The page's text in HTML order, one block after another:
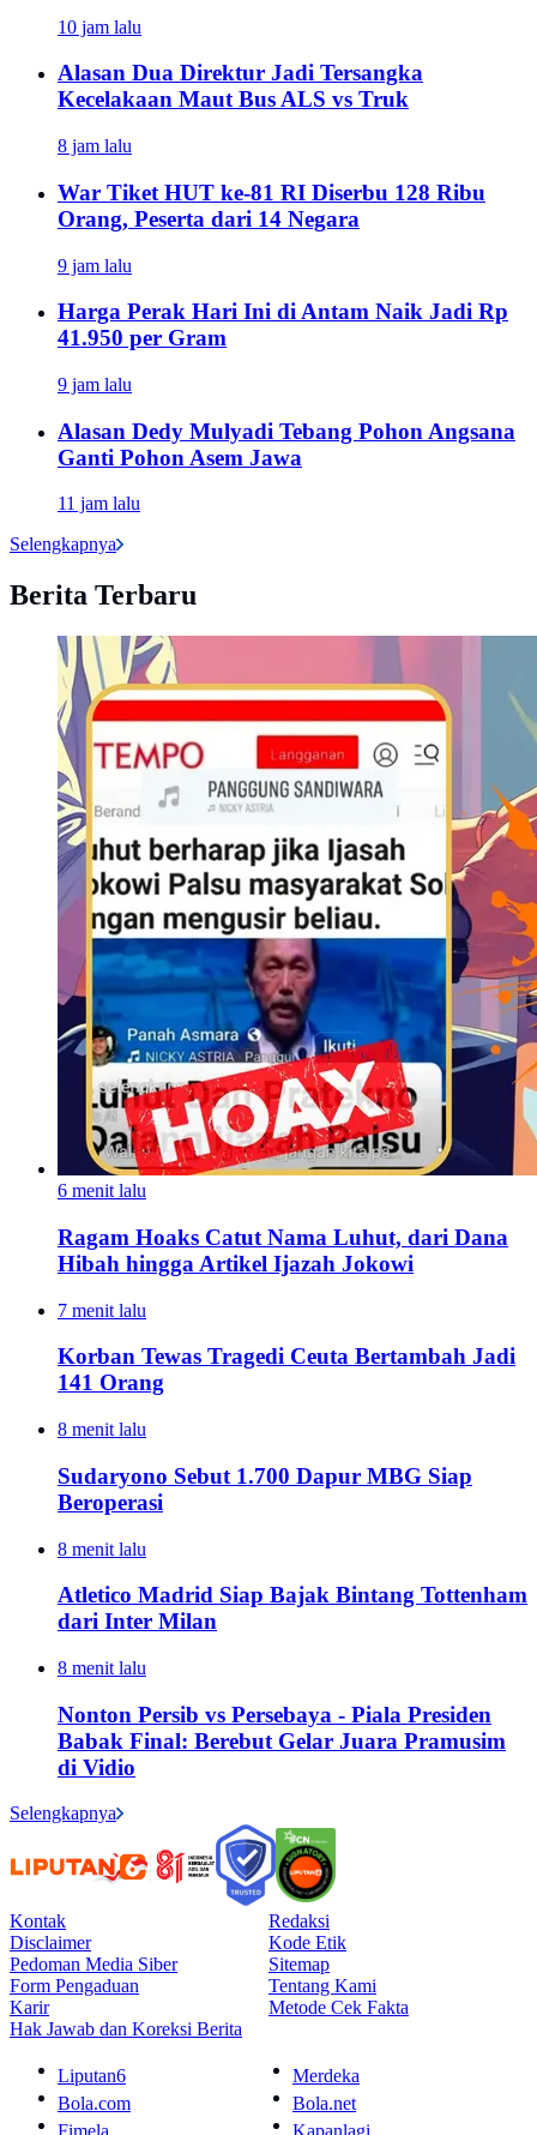
10 jam lalu
Alasan Dua Direktur Jadi Tersangka
Kecelakaan Maut Bus ALS vs Truk
8 jam lalu
War Tiket HUT ke-81 RI Diserbu 128 Ribu
Orang, Peserta dari 14 Negara
9 jam lalu
Harga Perak Hari Ini di Antam Naik Jadi Rp
41.950 per Gram
9 jam lalu
Alasan Dedy Mulyadi Tebang Pohon Angsana
Ganti Pohon Asem Jawa
11 jam lalu
Selengkapnya
Berita Terbaru
6 menit lalu
Ragam Hoaks Catut Nama Luhut, dari Dana
Hibah hingga Artikel Ijazah Jokowi
7 menit lalu
Korban Tewas Tragedi Ceuta Bertambah Jadi
141 Orang
8 menit lalu
Sudaryono Sebut 1.700 Dapur MBG Siap
Beroperasi
8 menit lalu
Atletico Madrid Siap Bajak Bintang Tottenham
dari Inter Milan
8 menit lalu
Nonton Persib vs Persebaya - Piala Presiden
Babak Final: Berebut Gelar Juara Pramusim
di Vidio
Selengkapnya
Kontak
Redaksi
Disclaimer
Kode Etik
Pedoman Media Siber
Sitemap
Form Pengaduan
Tentang Kami
Karir
Metode Cek Fakta
Hak Jawab dan Koreksi Berita
Liputan6
Merdeka
Bola.com
Bola.net